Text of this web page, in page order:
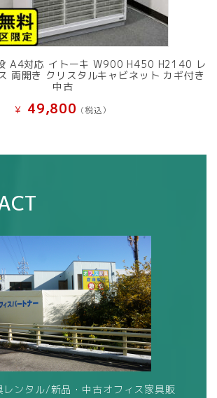
A4対応 イトーキ W900 H450 H2140 レ
両開き クリスタルキャビネット カギ付き
中古
¥ 49,800 (税込）
レンタル/新品・中古オフィス家具販